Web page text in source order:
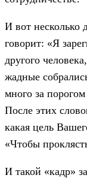
И вот несколько
говорит: «Я
другого
жадные
много за
После этих
какая цель
«Чтобы
И такой «кадр»